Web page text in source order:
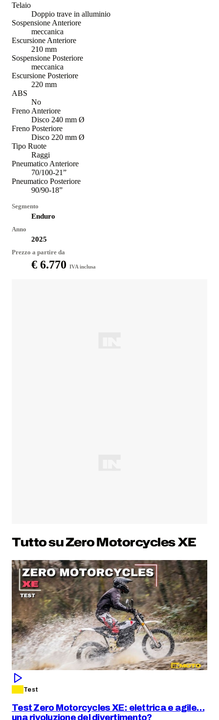
Telaio
Doppio trave in alluminio
Sospensione Anteriore
meccanica
Escursione Anteriore
210 mm
Sospensione Posteriore
meccanica
Escursione Posteriore
220 mm
ABS
No
Freno Anteriore
Disco 240 mm Ø
Freno Posteriore
Disco 220 mm Ø
Tipo Ruote
Raggi
Pneumatico Anteriore
70/100-21”
Pneumatico Posteriore
90/90-18”
Segmento
Enduro
Anno
2025
Prezzo a partire da
€ 6.770 IVA inclusa
Tutto su Zero Motorcycles XE
Test
Test Zero Motorcycles XE: elettrica e agile…
una rivoluzione del divertimento?